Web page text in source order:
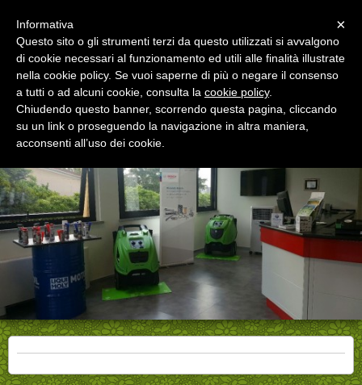
MOSSOLANI AUTORICAMBI
RICAMBI AUTO MULTIMARCA DAL 1985 >
VOGHERA > MORTARA > VIGEVANO
×
Informativa
Questo sito o gli strumenti terzi da questo utilizzati si avvalgono
di cookie necessari al funzionamento ed utili alle finalità illustrate
nella cookie policy. Se vuoi saperne di più o negare il consenso
a tutti o ad alcuni cookie, consulta la cookie policy.
Chiudendo questo banner, scorrendo questa pagina, cliccando
su un link o proseguendo la navigazione in altra maniera,
acconsenti all’uso dei cookie.